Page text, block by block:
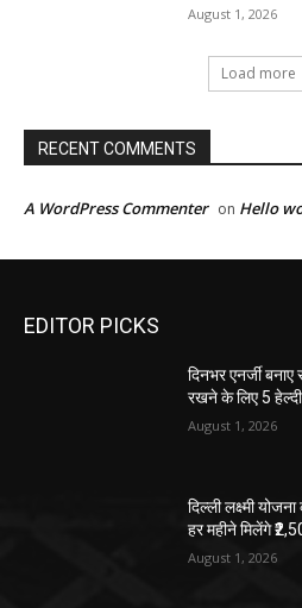
August 1, 2026
Load more
RECENT COMMENTS
A WordPress Commenter on Hello
EDITOR PICKS
दिनभर एनर्जी
रखने के लिए 5
August 1, 2026
दिल्ली लक्ष्मी
हर महीने मिलेंगे
August 1, 2026